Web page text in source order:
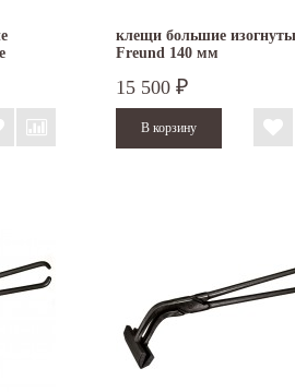
клещи большие
Freund 140 мм
15 500 ₽